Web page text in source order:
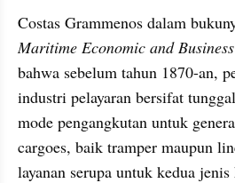
Costas Grammenos dalam
Maritime Economic and
bahwa sebelum tahun 1870-an,
industri pelayaran bersifat
mode pengangkutan untuk
cargoes, baik tramper maupun
layanan serupa untuk kedua